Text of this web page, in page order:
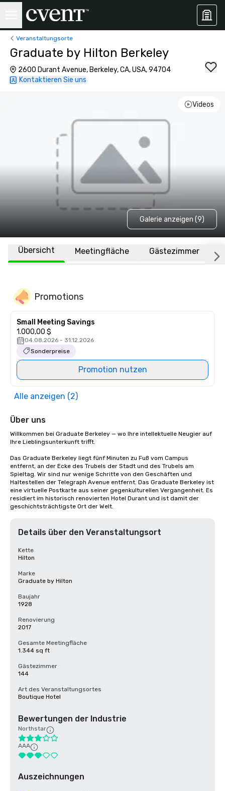
Veranstaltungsorte
Graduate by Hilton Berkeley
2600 Durant Avenue, Berkeley, CA, USA, 94704
Kontaktieren Sie uns
Videos
Galerie anzeigen (9)
Übersicht Meetingfläche Gästezimmer
Promotions
Small Meeting Savings
1.000,00 $
04.08.2026 - 31.12.2026
Sonderpreise
Promotion nutzen
Alle anzeigen (2)
Über uns
Willkommen bei Graduate Berkeley — wo Ihre intellektuelle Neugier auf
Ihre Lieblingsunterkunft trifft.
Das Graduate Berkeley liegt fünf Minuten zu Fuß vom Campus
entfernt, an der Ecke des Trubels der Stadt und des Trubels am
Spieltag. Wir sind nur wenige Schritte von den Geschäften und
Haltestellen der Telegraph Avenue entfernt. Das Graduate Berkeley ist
eine virtuelle Postkarte aus seiner gegenkulturellen Vergangenheit. Es
residiert im historisch renovierten Hotel Durant und ist damit der
geschichtsträchtigste Ort der Welt.
Details über den Veranstaltungsort
Kette
Hilton
Marke
Graduate by Hilton
Baujahr
1928
Renovierung
2017
Gesamte Meetingfläche
1.344 sq ft
Gästezimmer
144
Art des Veranstaltungsortes
Boutique Hotel
Bewertungen der Industrie
Northstar
AAA
Auszeichnungen